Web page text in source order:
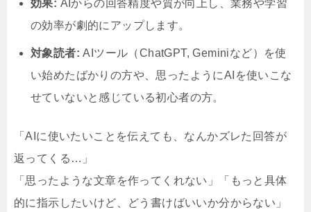
効果: AIからの回答精度や質が向上し、業務や学習
の効率が劇的にアップします。
対象読者: AIツール（ChatGPT, Geminiなど）を使
い始めたばかりの方や、思ったようにAIを使いこな
せていないと感じている初心者の方。
「AIに使いたいことを伝えても、なんかズレた回答が
返ってくる…」
「思ったような文章を作ってくれない」「もっと具体
的に指示したいけど、どう書けばいいか分からない」